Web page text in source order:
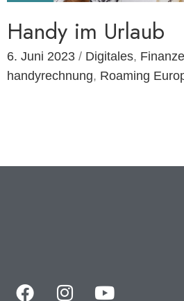
Handy im Urlaub
6. Juni 2023 / Digitales,
handyrechnung, Roaming